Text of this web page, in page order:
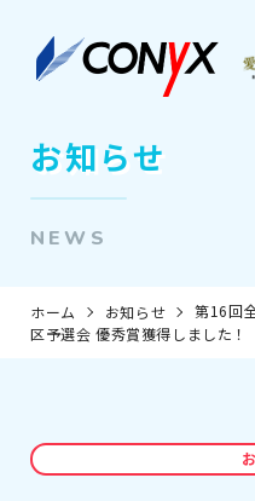
お知らせ
NEWS
ホーム お知らせ
第16回
区予選会 優秀賞獲得しました！